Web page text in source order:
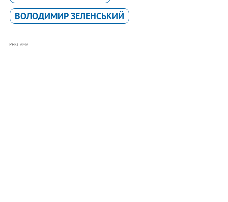
ВОЛОДИМИР ЗЕЛЕНСЬКИЙ
РЕКЛАМА